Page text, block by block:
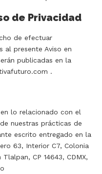
de Privacidad
de efectuar
al presente Aviso en
publicadas en la
.
lo relacionado con el
nuestras prácticas de
escrito entregado en la
63, Interior C7, Colonia
CP 14643, CDMX,